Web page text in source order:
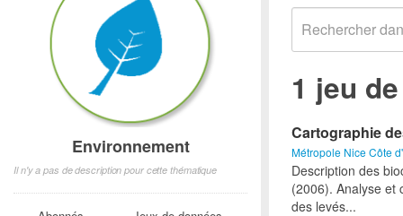
1 jeu
Cartographie
Métropole Nice Côte
Description des
(2006). Analyse et
des levés...
Environnement
Il n'y a pas de description pour cette thématique